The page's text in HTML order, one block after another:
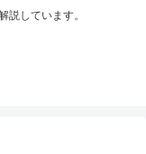
説しています。